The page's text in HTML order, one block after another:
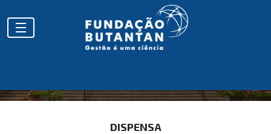
HOMOLOGAÇÕES
DISPENSA